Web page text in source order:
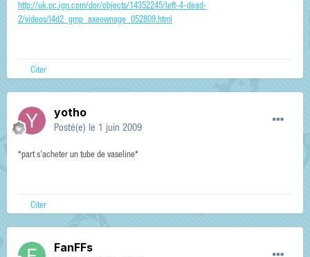
http://uk.pc.ign.com/dor/objects/14352245/left-4-dead-
2/videos/l4d2_gmp_axeownage_052809.html
Citer
yotho
Posté(e) le 1 juin 2009
*part s'acheter un tube de vaseline*
Citer
FanFFs